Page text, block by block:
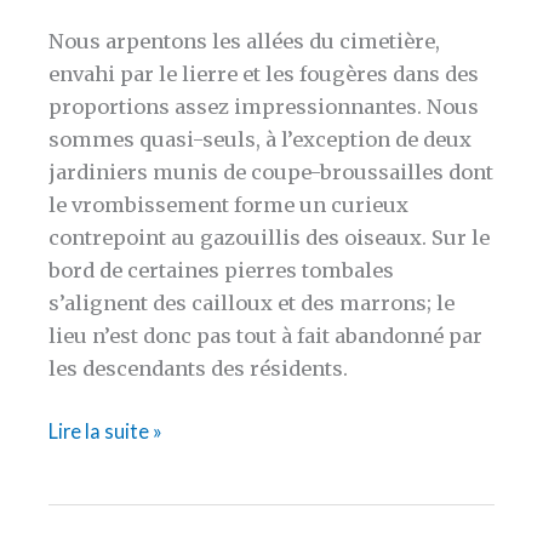
Nous arpentons les allées du cimetière,
envahi par le lierre et les fougères dans des
proportions assez impressionnantes. Nous
sommes quasi-seuls, à l’exception de deux
jardiniers munis de coupe-broussailles dont
le vrombissement forme un curieux
contrepoint au gazouillis des oiseaux. Sur le
bord de certaines pierres tombales
s’alignent des cailloux et des marrons; le
lieu n’est donc pas tout à fait abandonné par
les descendants des résidents.
[WROCLAW]
Lire la suite »